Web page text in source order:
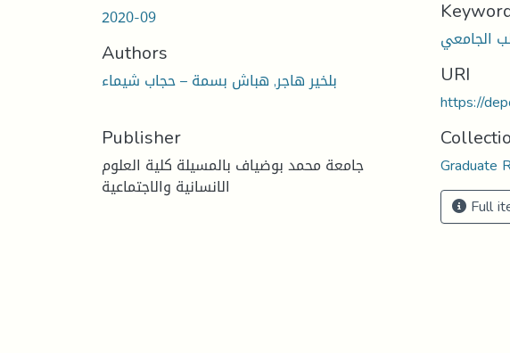
2020-09
Authors
بلخير هاجر, هباش بسمة – حجاب شيماء
Publisher
جامعة محمد بوضياف بالمسيلة كلية العلوم
الانسانية والاجتماعية
الجامعي
URI
https://
Full